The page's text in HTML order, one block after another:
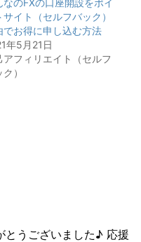
サイト（セルフバック）
でお得に申し込む方法
年5月21日
アフィリエイト（セルフ
）
とうございました♪ 応援